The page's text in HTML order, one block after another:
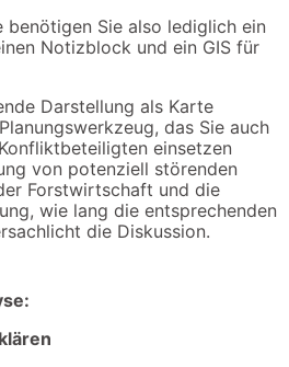
benötigen Sie also lediglich ein
Notizblock und ein GIS für
Darstellung als Karte
das Sie auch
einsetzen
von potenziell störenden
Forstwirtschaft und die
wie lang die entsprechenden
die Diskussion.